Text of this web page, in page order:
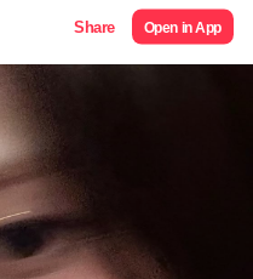
Share Open in App